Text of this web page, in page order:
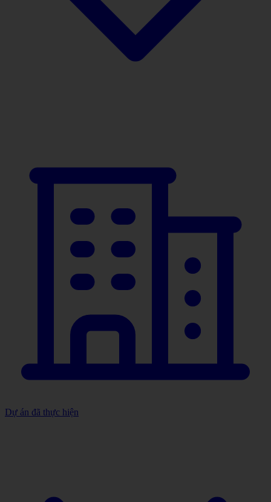
Dự án đã thực hiện